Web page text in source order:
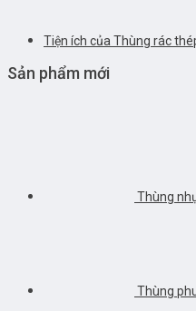
Tiện ích của Thùng rác
Sản phẩm mới
Thùng
Thùng